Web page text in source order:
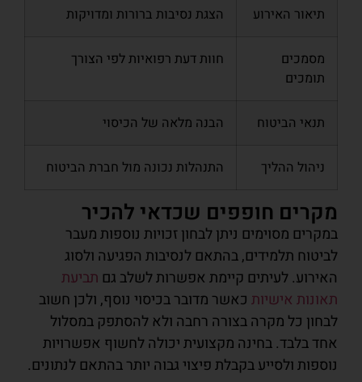
תיאור האירוע הצגת נסיבות ברורות ומדויקות
מסמכים
תומכים
חוות דעת רפואיות לפי הצורך
תנאי הביטוח הבנה מלאה של הכיסוי
ניהול ההליך התנהלות נכונה מול חברת הביטוח
מקרים חופפים שכדאי להכיר
במקרים מסוימים ניתן לבחון זכויות נוספות מעבר
לביטוח תלמידים, בהתאם לנסיבות הפגיעה ולסוג
האירוע. לעיתים קיימת אפשרות לשלב גם תביעת
תאונות אישיות כאשר מדובר בכיסוי נוסף, ולכן חשוב
לבחון כל מקרה בצורה רחבה ולא להסתפק במסלול
אחד בלבד. בחינה מקצועית יכולה לחשוף אפשרויות
נוספות ולסייע בקבלת פיצוי גבוה יותר בהתאם לנתונים.